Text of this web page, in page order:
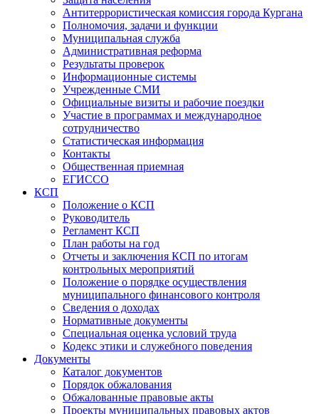
Антитеррористическая комиссия города Кургана
Полномочия, задачи и функции
Муниципальная служба
Административная реформа
Результаты проверок
Информационные системы
Учрежденные СМИ
Официальные визиты и рабочие поездки
Участие в программах и международное
сотрудничество
Статистическая информация
Контакты
Общественная приемная
ЕГИССО
КСП
Положение о КСП
Руководитель
Регламент КСП
План работы на год
Отчеты и заключения КСП по итогам
контрольных мероприятий
Положение о порядке осуществления
муниципального финансового контроля
Сведения о доходах
Нормативные документы
Специальная оценка условий труда
Кодекс этики и служебного поведения
Документы
Каталог документов
Порядок обжалования
Обжалованные правовые акты
Проекты муниципальных правовых актов